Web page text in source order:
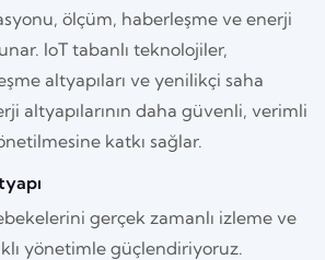
ölçüm, haberleşme ve enerji
IoT tabanlı teknolojiler,
altyapıları ve yenilikçi saha
altyapılarının daha güvenli, verimli
katkı sağlar.
gerçek zamanlı izleme ve
yönetimle güçlendiriyoruz.